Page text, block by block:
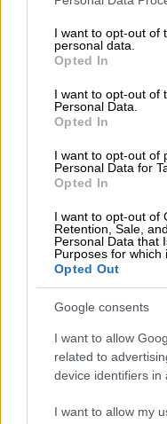
not limited to your visit
grant or deny consent
use your data for below
consent section.
I want to opt-out of
personal data.
Opted In
I want to opt-out of
Personal Data.
Opted In
I want to opt-out of
Personal Data for
Opted In
I want to opt-out of
Retention, Sale,
Personal Data that
Purposes for which
Opted Out
Google consents
I want to allow
related to
device identifiers in
I want to allow my
σημάδεψε την
έντονες
δικτύωσης, με
εκφράζουν την
σκηνοθεσία και
αναφορά έγινε
οποίαξεχώρισε με
αποσπώντας
κοινό όσο και από